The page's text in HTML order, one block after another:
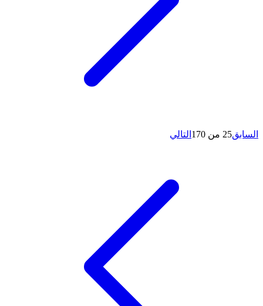
السابق25 من 170 التالي